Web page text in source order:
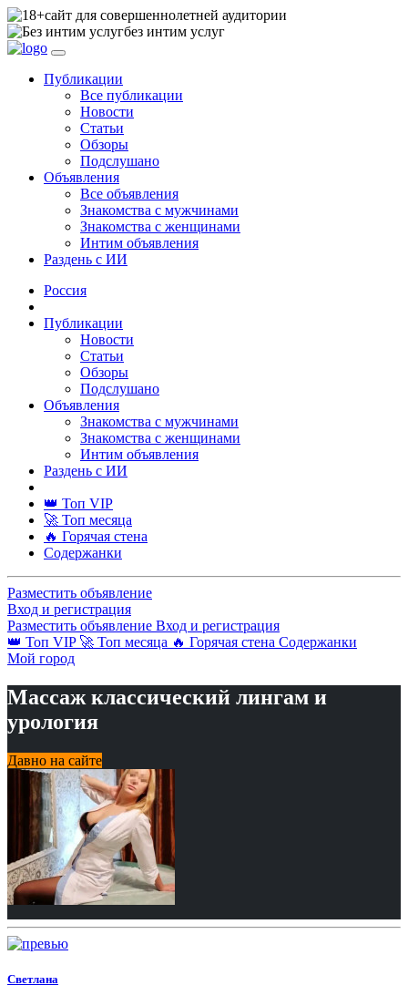
сайт для совершеннолетней аудитории
без интим услуг
Публикации
Все публикации
Новости
Статьи
Обзоры
Подслушано
Объявления
Все объявления
Знакомства с мужчинами
Знакомства с женщинами
Интим объявления
Раздень с ИИ
Россия
Публикации
Новости
Статьи
Обзоры
Подслушано
Объявления
Знакомства с мужчинами
Знакомства с женщинами
Интим объявления
Раздень с ИИ
👑 Топ VIP
🚀 Топ месяца
🔥 Горячая стена
Содержанки
Разместить объявление
Вход и регистрация
Разместить объявление Вход и регистрация
👑 Топ VIP 🚀 Топ месяца 🔥 Горячая стена Содержанки
Мой город
Массаж классический лингам и
урология
Давно на сайте
Светлана